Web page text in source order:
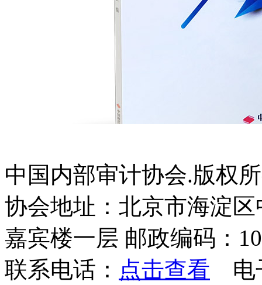
内部审计质量评估团体标准及操作指引
￥35.00
中国内部审计协会.版权
协会地址：北京市海淀
嘉宾楼一层 邮政编码：
联系电话： 点击查看 电